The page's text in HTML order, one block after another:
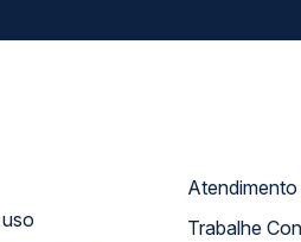
Termos de uso
Trabalhe